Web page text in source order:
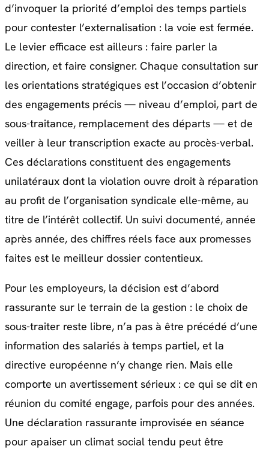
d’invoquer la priorité d’emploi des temps partiels
pour contester l’externalisation : la voie est fermée.
Le levier efficace est ailleurs : faire parler la
direction, et faire consigner. Chaque consultation sur
les orientations stratégiques est l’occasion d’obtenir
des engagements précis — niveau d’emploi, part de
sous-traitance, remplacement des départs — et de
veiller à leur transcription exacte au procès-verbal.
Ces déclarations constituent des engagements
unilatéraux dont la violation ouvre droit à réparation
au profit de l’organisation syndicale elle-même, au
titre de l’intérêt collectif. Un suivi documenté, année
après année, des chiffres réels face aux promesses
faites est le meilleur dossier contentieux.
Pour les employeurs, la décision est d’abord
rassurante sur le terrain de la gestion : le choix de
sous-traiter reste libre, n’a pas à être précédé d’une
information des salariés à temps partiel, et la
directive européenne n’y change rien. Mais elle
comporte un avertissement sérieux : ce qui se dit en
réunion du comité engage, parfois pour des années.
Une déclaration rassurante improvisée en séance
pour apaiser un climat social tendu peut être